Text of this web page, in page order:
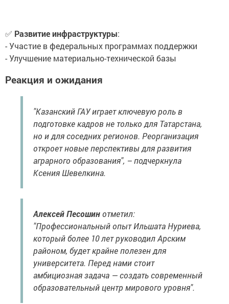
✅ Развитие инфраструктуры:
- Участие в федеральных программах поддержки
- Улучшение материально-технической базы
Реакция и ожидания
"Казанский ГАУ играет ключевую роль в
подготовке кадров не только для Татарстана,
но и для соседних регионов. Реорганизация
откроет новые перспективы для развития
аграрного образования", – подчеркнула
Ксения Шевелкина.
Алексей Песошинотметил:
"Профессиональный опыт Ильшата Нуриева,
который более 10 лет руководил Арским
районом, будет крайне полезен для
университета. Перед нами стоит
амбициозная задача — создать современный
образовательный центр мирового уровня".